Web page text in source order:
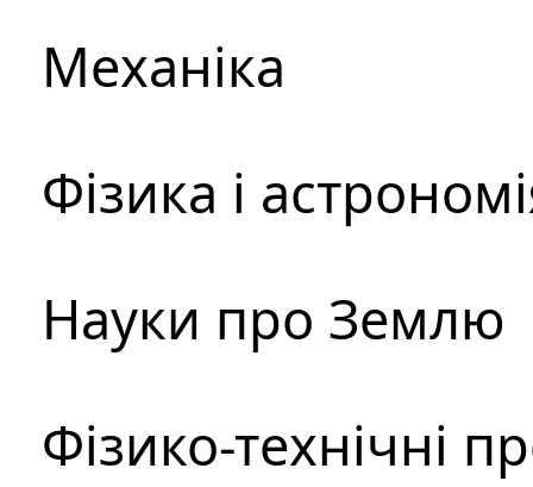
Механіка
Фізика і
Науки про Землю
Фізико-технічні